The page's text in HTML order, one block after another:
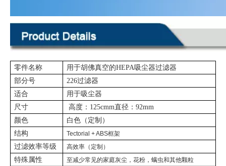
零件名称 用于胡佛真空的HEPA吸尘器过滤器
部分号
226过滤器
适合
用于吸尘器
尺寸 高度：125cmm直径：92mm
颜色 白色（定制）
结构 Tectorial + ABS框架
过滤效率等级 高效率（定制）
特殊属性 至减少常见的家庭灰尘，花粉，螨虫和其他颗粒